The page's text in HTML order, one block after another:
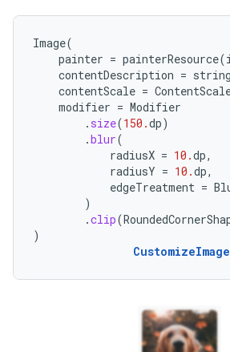
Image(
painter = painterResource(
contentDescription =
contentScale =
modifier = Modifier
. size(150.dp)
.blur(
radiusX = 10.dp,
radiusY = 10.dp,
edgeTreatment =
)
.clip(
)